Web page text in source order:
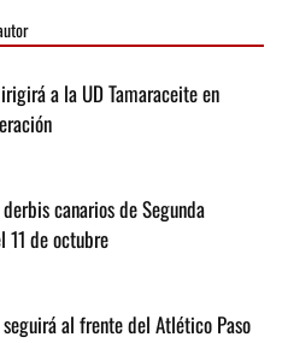
a la UD Tamaraceite en
canarios de Segunda
11 de octubre
al frente del Atlético Paso